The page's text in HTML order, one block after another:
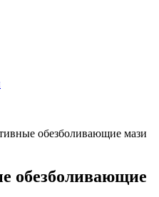
обезболивающие мази
обезболивающие